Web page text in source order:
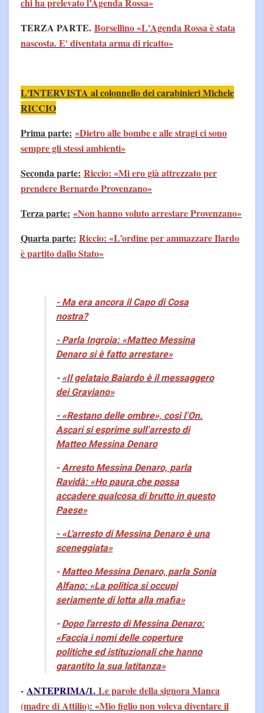
TERZA PARTE. Borsellino «L'Agenda Rossa è stata
nascosta. E' diventata arma di ricatto»
L'INTERVISTA al colonnello dei carabinieri Michele
RICCIO
Prima parte: «Dietro alle bombe e alle stragi ci sono
sempre gli stessi ambienti»
Seconda parte: Riccio: «Mi ero già attrezzato per
prendere Bernardo Provenzano»
Terza parte: «Non hanno voluto arrestare Provenzano»
Quarta parte: Riccio: «L’ordine per ammazzare Ilardo
è partito dallo Stato»
- Ma era ancora il Capo di Cosa
nostra?
- Parla Ingroia: «Matteo Messina
Denaro si è fatto arrestare»
-«Il gelataio Baiardo è il messaggero
dei Graviano»
- «Restano delle ombre», così l’On.
Ascari si esprime sull’arresto di
Matteo Messina Denaro
-Arresto Messina Denaro, parla
Ravidà: «Ho paura che possa
accadere qualcosa di brutto in questo
Paese»
- «L'arresto di Messina Denaro è una
sceneggiata»
-Matteo Messina Denaro, parla Sonia
Alfano: «La politica si occupi
seriamente di lotta alla mafia»
-Dopo l'arresto di Messina Denaro:
«Faccia i nomi delle coperture
politiche ed istituzionali che hanno
garantito la sua latitanza»
- ANTEPRIMA/1. Le parole della signora Manca
(madre di Attilio): «Mio figlio non voleva diventare il